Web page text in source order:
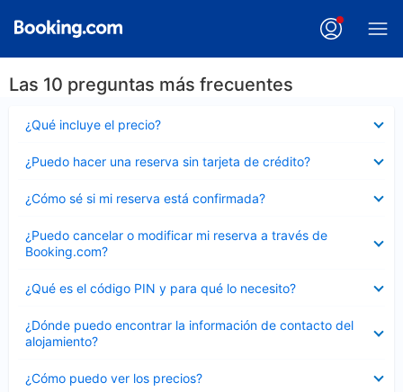
Las 10 preguntas más frecuentes
¿Qué incluye el precio?
cerrado
¿Puedo hacer una reserva sin tarjeta de crédito?
cerrado
¿Cómo sé si mi reserva está confirmada?
cerrado
¿Puedo cancelar o modificar mi reserva a través de
Booking.com?
cerrado
¿Qué es el código PIN y para qué lo necesito?
cerrado
¿Dónde puedo encontrar la información de contacto del
alojamiento?
cerrado
¿Cómo puedo ver los precios?
cerrado